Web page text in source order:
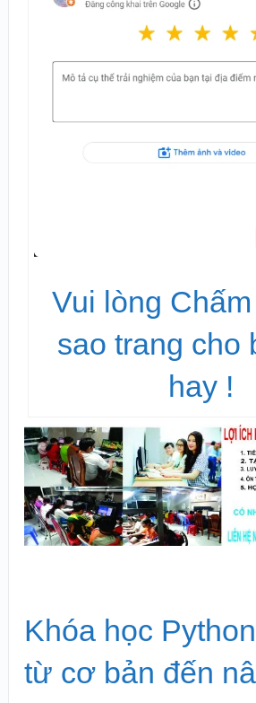
Vui lòng
sao trang cho
hay !
Khóa học
từ cơ bản đến